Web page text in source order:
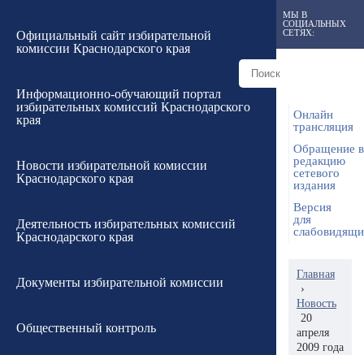
Официальный сайт избирательной
комиссии Краснодарского края
Информационно-обучающий портал
избирательных комиссий Краснодарского
края
Новости избирательной комиссии
Краснодарского края
Деятельность избирательных комиссий
Краснодарского края
Документы избирательной комиссии
Общественный контроль
МЫ В
СОЦИАЛЬНЫХ
СЕТЯХ:
Онлайн
трансляция
Обращение в
редакцию
сетевого
издания
Версия
для
Главная
›
Новость
20
апреля
2009 года